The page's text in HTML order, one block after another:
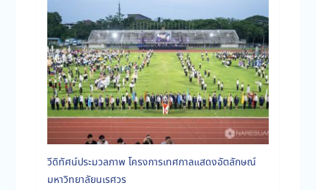
วีดิทัศน์ประมวลภาพ โครงการเทศกาลแสดงอัตลักษณ์
มหาวิทยาลัยนเรศวร